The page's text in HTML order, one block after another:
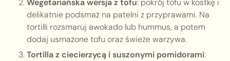
Wegetariańska wersja z tofu: pokrój tofu w kostkę i
delikatnie podsmaż na patelni z przyprawami. Na
tortilli rozsmaruj awokado lub hummus, a potem
dodaj usmażone tofu oraz świeże warzywa.
Tortilla z ciecierzycą i suszonymi pomidorami: